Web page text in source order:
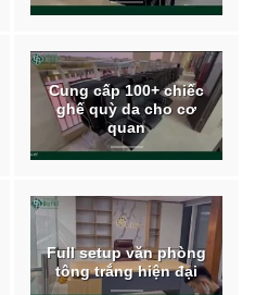
Cung cấp 100+ chiếc
ghế quỳ da cho cơ
quan
Full setup văn phòng
tông trắng hiện đại